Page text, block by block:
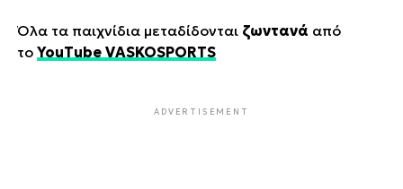
Όλα τα παιχνίδια μεταδίδονται ζωντανά από
το YouTube VASKOSPORTS
ADVERTISEMENT